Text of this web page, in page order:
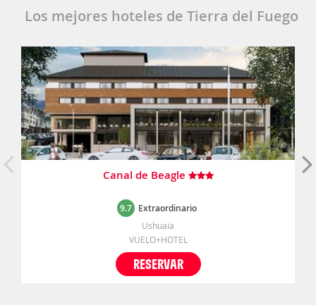
Los mejores hoteles de Tierra del Fuego
Canal de Beagle
9.7 Extraordinario
Ushuaia
VUELO+HOTEL
RESERVAR